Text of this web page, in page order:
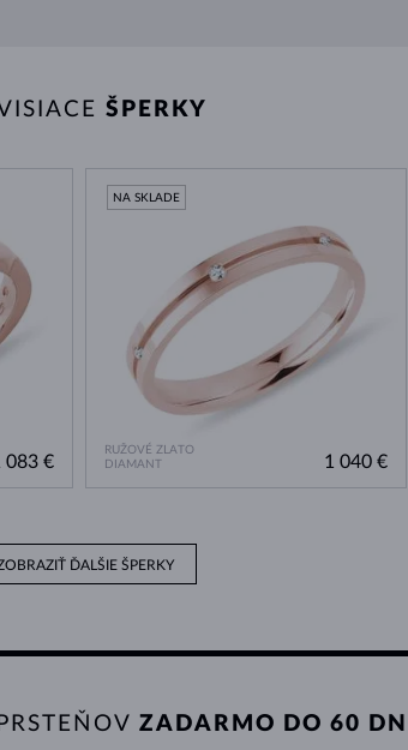
ŠPERKY
083 €
RUŽOVÉ ZLATO
DIAMANT
NA SKLADE
1 040 €
ĎALŠIE ŠPERKY
ZADARMO DO 60 DNÍ